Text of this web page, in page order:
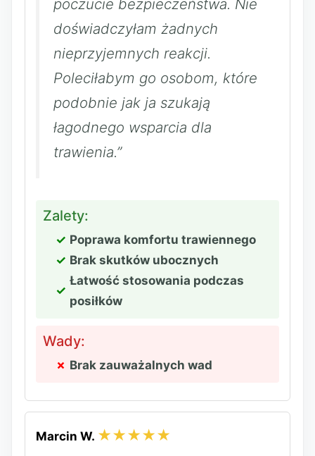
poczucie bezpieczeństwa. Nie
doświadczyłam żadnych
nieprzyjemnych reakcji.
Poleciłabym go osobom, które
podobnie jak ja szukają
łagodnego wsparcia dla
trawienia.”
Zalety:
Poprawa komfortu trawiennego
Brak skutków ubocznych
Łatwość stosowania podczas
posiłków
Wady:
Brak zauważalnych wad
Marcin W. ★★★★★